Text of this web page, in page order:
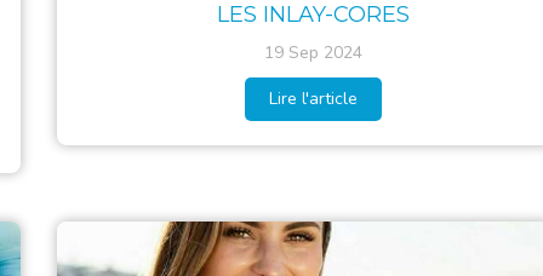
LES INLAY-CORES
19 Sep 2024
Lire l'article